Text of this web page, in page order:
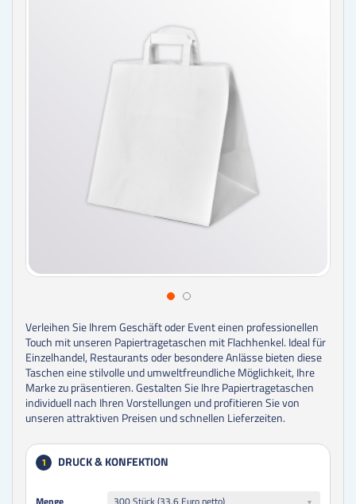
Verleihen Sie Ihrem Geschäft oder Event einen professionellen
Touch mit unseren Papiertragetaschen mit Flachhenkel. Ideal für
Einzelhandel, Restaurants oder besondere Anlässe bieten diese
Taschen eine stilvolle und umweltfreundliche Möglichkeit, Ihre
Marke zu präsentieren. Gestalten Sie Ihre Papiertragetaschen
individuell nach Ihren Vorstellungen und profitieren Sie von
unseren attraktiven Preisen und schnellen Lieferzeiten.
1 DRUCK & KONFEKTION
Menge